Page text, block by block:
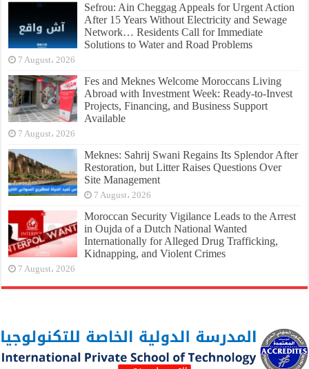
Sefrou: Ain Cheggag Appeals for Urgent Action
After 15 Years Without Electricity and Sewage
Network… Residents Call for Immediate
Solutions to Water and Road Problems
7 August، 2026
Fes and Meknes Welcome Moroccans Living
Abroad with Investment Week: Ready-to-Invest
Projects, Financing, and Business Support
Available
7 August، 2026
Meknes: Sahrij Swani Regains Its Splendor After
Restoration, but Litter Raises Questions Over
Site Management
7 August، 2026
Moroccan Security Vigilance Leads to the Arrest
in Oujda of a Dutch National Wanted
Internationally for Alleged Drug Trafficking,
Kidnapping, and Violent Crimes
7 August، 2026